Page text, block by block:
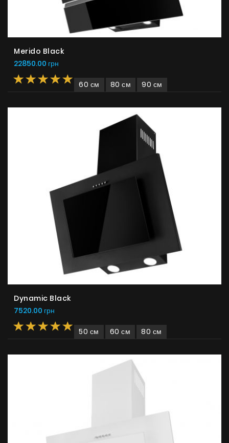
Merido Black
22850.00 грн
60 см 80 см 90 см
Dynamic Black
7520.00 грн
50 см 60 см 80 см